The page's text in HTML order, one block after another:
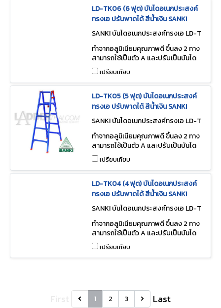
LD-TK06 (6 ฟุต) บันไดอเนกประสงค์
ทรงเอ ปรับพาดได้ สีน้ำเงิน SANKI
SANKI บันไดอเนกประสงค์ทรงเอ LD-T
ทำจากอลูมิเนียมคุณภาพดี ขึ้นลง 2 ทาง
สามารถใช้เป็นตัว A และปรับเป็นบันได
พาดได้เปรียบเทียบ
LD-TK05 (5 ฟุต) บันไดอเนกประสงค์
ทรงเอ ปรับพาดได้ สีน้ำเงิน SANKI
SANKI บันไดอเนกประสงค์ทรงเอ LD-T
ทำจากอลูมิเนียมคุณภาพดี ขึ้นลง 2 ทาง
สามารถใช้เป็นตัว A และปรับเป็นบันได
พาดได้เปรียบเทียบ
LD-TK04 (4 ฟุต) บันไดอเนกประสงค์
ทรงเอ ปรับพาดได้ สีน้ำเงิน SANKI
SANKI บันไดอเนกประสงค์ทรงเอ LD-T
ทำจากอลูมิเนียมคุณภาพดี ขึ้นลง 2 ทาง
สามารถใช้เป็นตัว A และปรับเป็นบันได
พาดได้เปรียบเทียบ
1 2 3 Last